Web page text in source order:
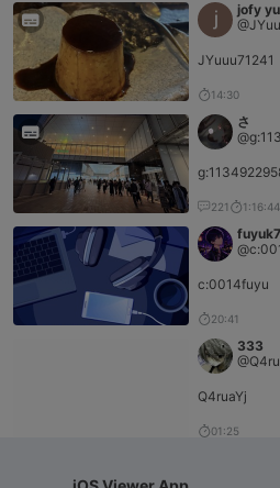
jofy
JYuuu71241
14:30
さ
221 1:16:44
c:0014fuyu
20:41
333
Q4ruaYj
01:25